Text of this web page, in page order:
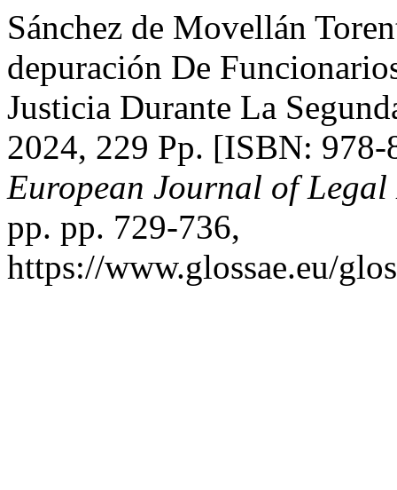
Sánchez de Movellán
depuración De
Justicia Durante La
2024, 229 Pp. [ISBN:
European Journal of
pp. pp. 729-736,
https://www.glossae.eu/